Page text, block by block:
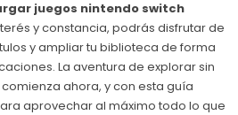
juegos nintendo switch
y constancia, podrás disfrutar de
y ampliar tu biblioteca de forma
La aventura de explorar sin
ahora, y con esta guía
aprovechar al máximo todo lo que